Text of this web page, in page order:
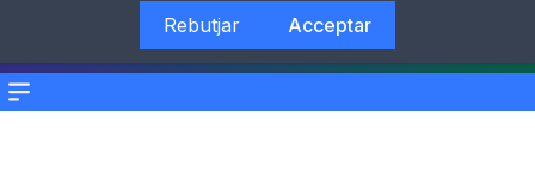
Menu
Rebutjar
Acceptar